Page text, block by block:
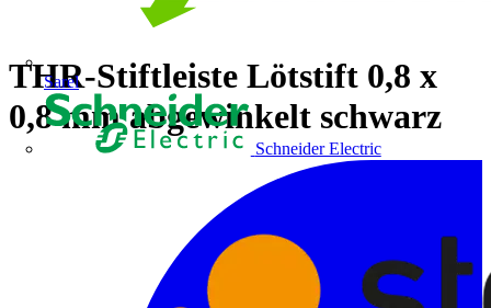
Sarel
Schneider Electric
THR-Stiftleiste Lötstift 0,8 x
0,8 mm abgewinkelt schwarz